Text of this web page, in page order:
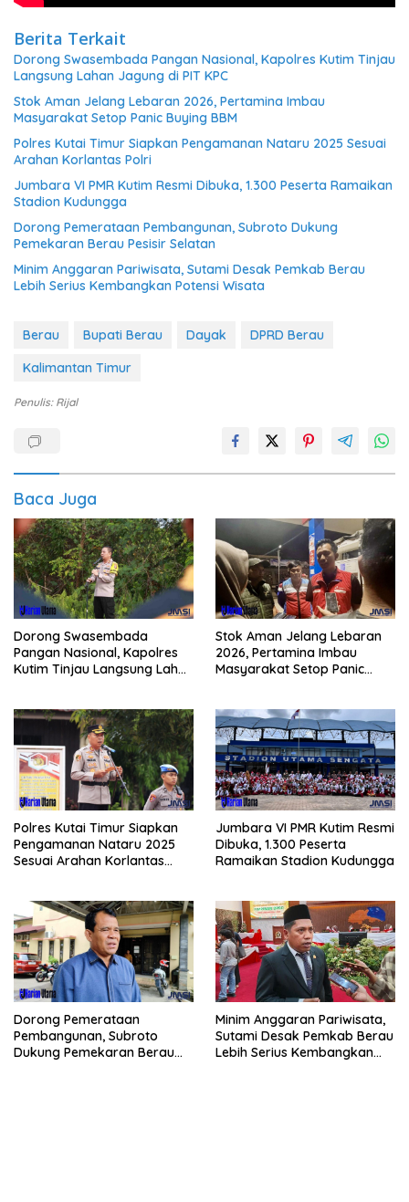
Berita Terkait
Dorong Swasembada Pangan Nasional, Kapolres Kutim Tinjau
Langsung Lahan Jagung di PIT KPC
Stok Aman Jelang Lebaran 2026, Pertamina Imbau
Masyarakat Setop Panic Buying BBM
Polres Kutai Timur Siapkan Pengamanan Nataru 2025 Sesuai
Arahan Korlantas Polri
Jumbara VI PMR Kutim Resmi Dibuka, 1.300 Peserta Ramaikan
Stadion Kudungga
Dorong Pemerataan Pembangunan, Subroto Dukung
Pemekaran Berau Pesisir Selatan
Minim Anggaran Pariwisata, Sutami Desak Pemkab Berau
Lebih Serius Kembangkan Potensi Wisata
Berau Bupati Berau Dayak
DPRD Berau
Kalimantan Timur
Penulis: Rijal
Baca Juga
Dorong Swasembada
Pangan Nasional, Kapolres
Kutim Tinjau Langsung Lahan
Stok Aman Jelang Lebaran
2026, Pertamina Imbau
Masyarakat Setop Panic
Polres Kutai Timur Siapkan
Pengamanan Nataru 2025
Sesuai Arahan Korlantas
Jumbara VI PMR Kutim Resmi
Dibuka, 1.300 Peserta
Ramaikan Stadion Kudungga
Dorong Pemerataan
Pembangunan, Subroto
Dukung Pemekaran Berau
Minim Anggaran Pariwisata,
Sutami Desak Pemkab Berau
Lebih Serius Kembangkan